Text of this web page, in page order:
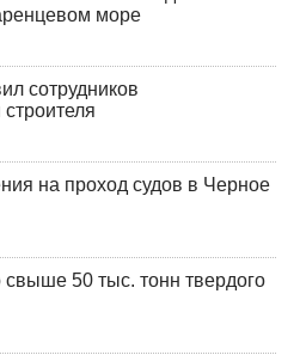
море
сотрудников
на проход судов в Черное
свыше 50 тыс. тонн твердого